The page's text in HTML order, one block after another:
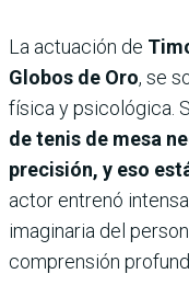
La actuación de
Globos de Oro, se
física y psicológica.
de tenis de mesa
precisión, y eso
actor entrenó
imaginaria del
comprensión